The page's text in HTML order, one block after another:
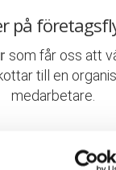
på
som får oss att
till en
medarbetare.
&